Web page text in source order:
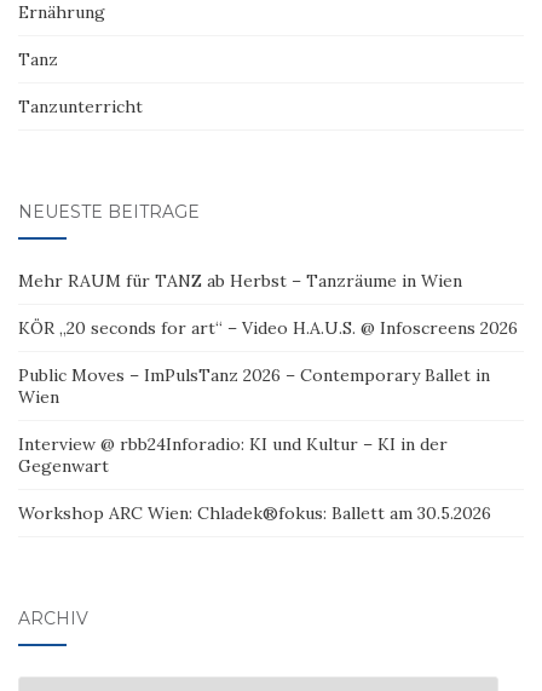
Ernährung
Tanz
Tanzunterricht
NEUESTE BEITRÄGE
Mehr RAUM für TANZ ab Herbst – Tanzräume in Wien
KÖR „20 seconds for art“ – Video H.A.U.S. @ Infoscreens 2026
Public Moves – ImPulsTanz 2026 – Contemporary Ballet in
Wien
Interview @ rbb24Inforadio: KI und Kultur – KI in der
Gegenwart
Workshop ARC Wien: Chladek®fokus: Ballett am 30.5.2026
ARCHIV